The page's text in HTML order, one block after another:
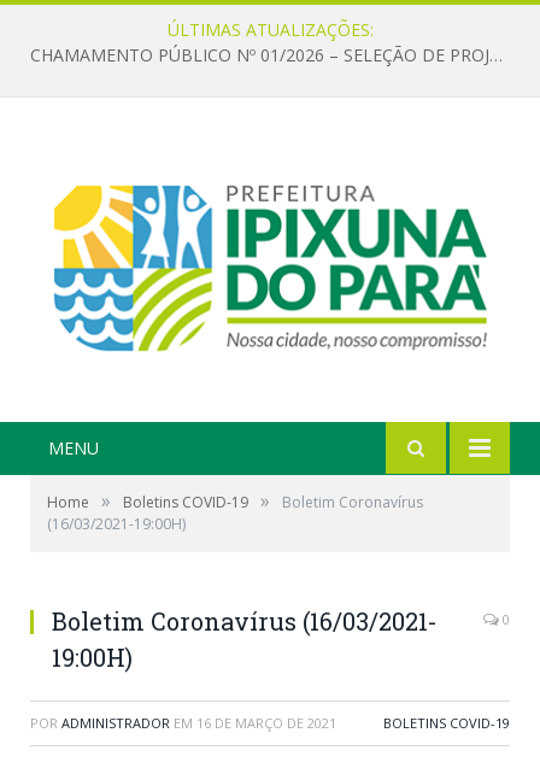
ÚLTIMAS ATUALIZAÇÕES:
CHAMAMENTO PÚBLICO Nº 01/2026 – SELEÇÃO DE PROJETOS PARA FIRMAR TERMO DE EXECUÇÃO CULTURAL COM RECURSOS DA POLÍTICA NACIONAL ALDIR BLANC DE FOMENTO À CULTURA – PNAB (LEI Nº 14.399/2022)
MENU
Home » Boletins COVID-19 »
Boletim Coronavírus
(16/03/2021-19:00H)
Boletim Coronavírus (16/03/2021-
19:00H)
0
POR ADMINISTRADOR EM 16 DE MARÇO DE 2021 BOLETINS COVID-19